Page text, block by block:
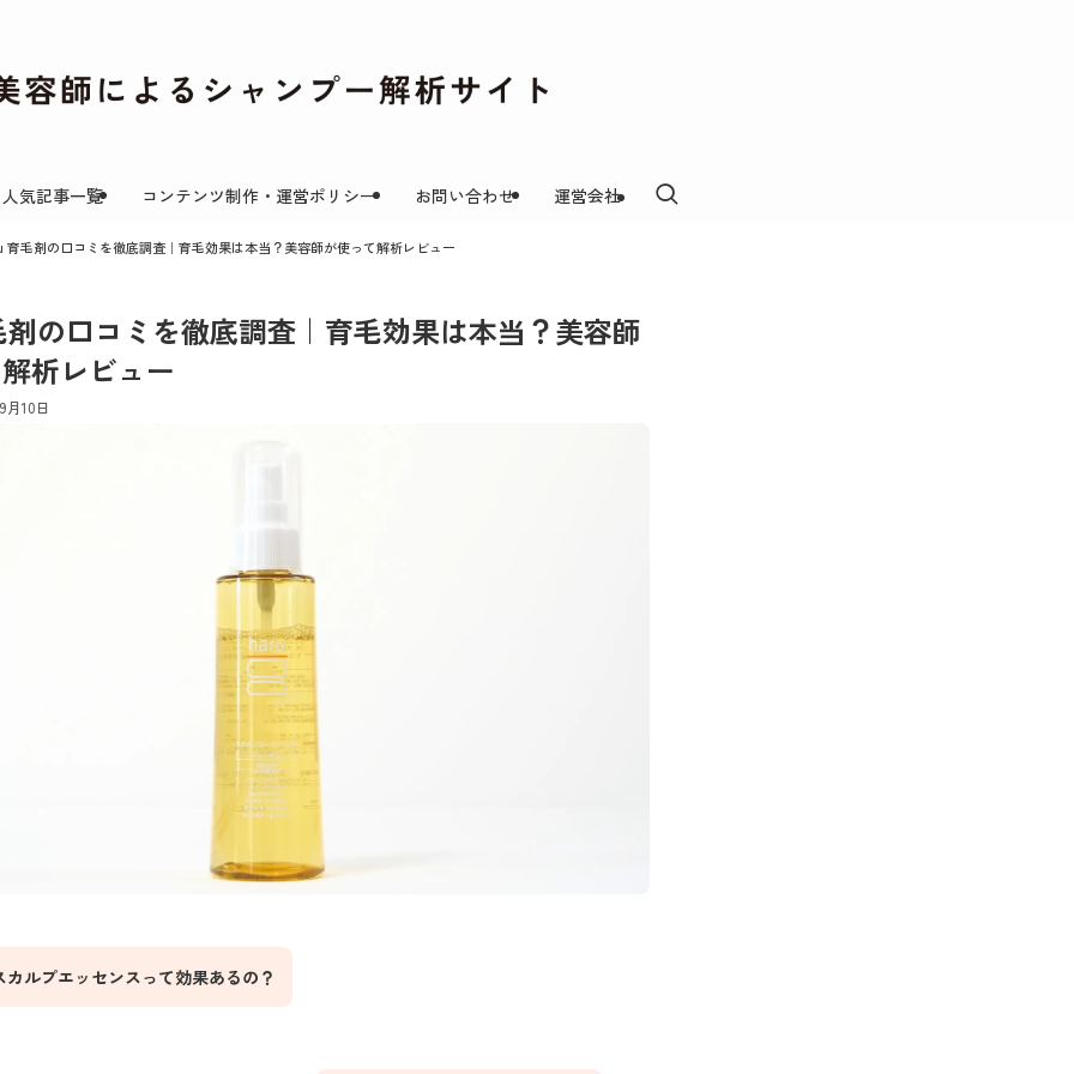
人気記事一覧 コンテンツ制作・運営ポリシー お問い合わせ 運営会社
育毛剤の口コミを徹底調査｜育毛効果は本当？美容師が使って解析レビュー
の口コミを徹底調査｜育毛効果は本当？美容師
析レビュー
月10日
カルプエッセンスって効果あるの？